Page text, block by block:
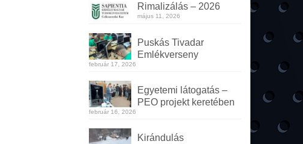
Rimalizálás – 2026
május 11, 2026
Puskás Tivadar
Emlékverseny
február 17, 2026
Egyetemi látogatás –
PEO projekt keretében
február 16, 2026
Kirándulás